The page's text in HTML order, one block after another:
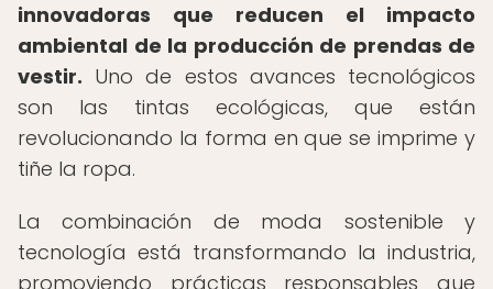
innovadoras que reducen el impacto
ambiental de la producción de prendas de
vestir. Uno de estos avances tecnológicos
son las tintas ecológicas, que están
revolucionando la forma en que se imprime y
tiñe la ropa.
La combinación de moda sostenible y
tecnología está transformando la industria,
promoviendo prácticas responsables que